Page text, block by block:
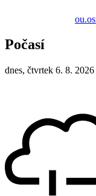
Počasí
dnes, čtvrtek 6. 8. 2026